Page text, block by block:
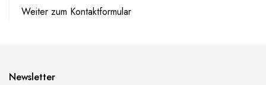
Weiter zum Kontaktformular
Newsletter